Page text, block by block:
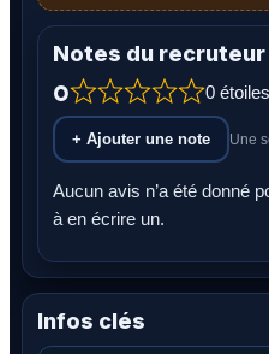
Notes du recruteur
0 0
+ Ajouter une note Une
Aucun avis n’a été donné
à en écrire un.
Infos clés